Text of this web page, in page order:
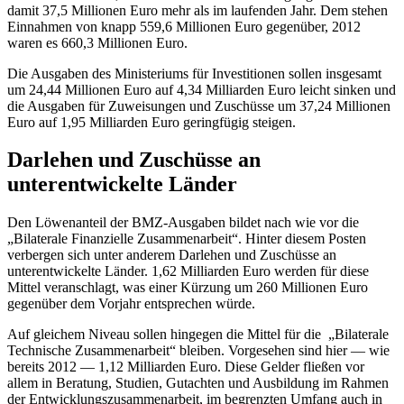
damit 37,5 Millionen Euro mehr als im laufenden Jahr. Dem stehen
Einnahmen von knapp 559,6 Millionen Euro gegenüber, 2012
waren es 660,3 Millionen Euro.
Die Ausgaben des Ministeriums für Investitionen sollen insgesamt
um 24,44 Millionen Euro auf 4,34 Milliarden Euro leicht sinken und
die Ausgaben für Zuweisungen und Zuschüsse um 37,24 Millionen
Euro auf 1,95 Milliarden Euro geringfügig steigen.
Darlehen und Zuschüsse an
unterentwickelte Länder
Den Löwenanteil der BMZ-Ausgaben bildet nach wie vor die
„Bilaterale Finanzielle Zusammenarbeit“. Hinter diesem Posten
verbergen sich unter anderem Darlehen und Zuschüsse an
unterentwickelte Länder. 1,62 Milliarden Euro werden für diese
Mittel veranschlagt, was einer Kürzung um 260 Millionen Euro
gegenüber dem Vorjahr entsprechen würde.
Auf gleichem Niveau sollen hingegen die Mittel für die „Bilaterale
Technische Zusammenarbeit“ bleiben. Vorgesehen sind hier — wie
bereits 2012 — 1,12 Milliarden Euro. Diese Gelder fließen vor
allem in Beratung, Studien, Gutachten und Ausbildung im Rahmen
der Entwicklungszusammenarbeit, im begrenzten Umfang auch in